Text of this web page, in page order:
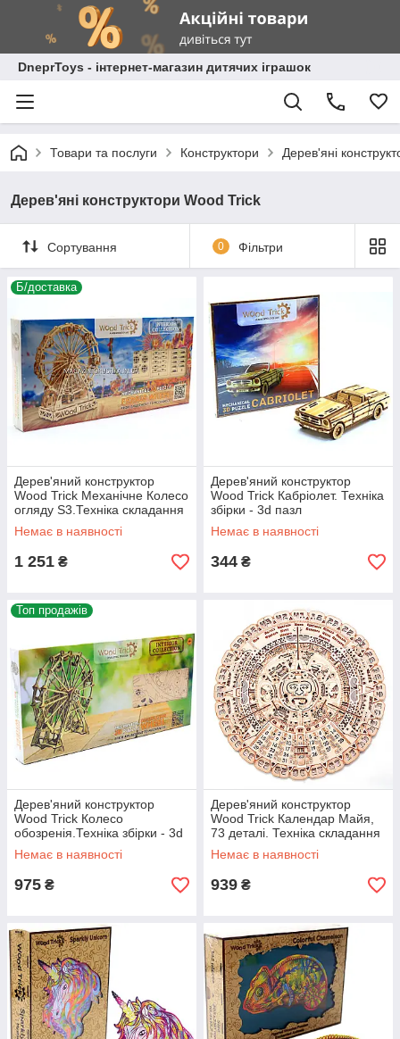
DneprToys - інтернет-магазин дитячих іграшок
Товари та послуги Конструктори Дерев'яні
Дерев'яні конструктори Wood Trick
Сортування 0 Фільтри
Б/доставка
Дерев'яний конструктор
Wood Trick Механічне Колесо
огляду S3.Техніка складання
- 3d пазл
Немає в наявності
1 251 ₴
Дерев'яний конструктор
Wood Trick Кабріолет. Техніка
збірки - 3d пазл
Немає в наявності
344 ₴
Топ продажів
Дерев'яний конструктор
Wood Trick Колесо
обозренія.Техніка збірки - 3d
пазл
Немає в наявності
975 ₴
Дерев'яний конструктор
Wood Trick Календар Майя,
73 деталі. Техніка складання
- 3d пазл
Немає в наявності
939 ₴